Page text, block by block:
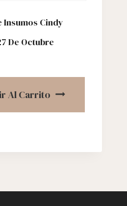
Insumos Cindy
De Octubre
Al Carrito